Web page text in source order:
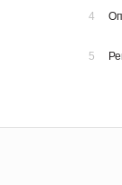
4
5